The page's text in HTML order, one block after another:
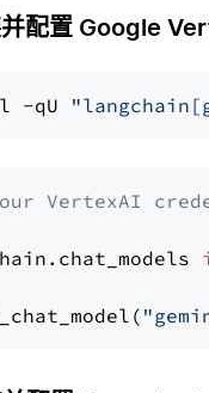
配置 Google
-qU
VertexAI